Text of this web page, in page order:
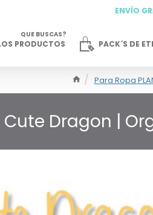
ENVÍO
PRODUCTOS
QUE BUSCAS?
PACK´S DE
Para Ropa
Dragon |